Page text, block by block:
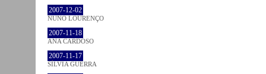
2007-12-02
NUNO LOURENÇO
2007-11-18
ANA CARDOSO
2007-11-17
SÍLVIA GUERRA